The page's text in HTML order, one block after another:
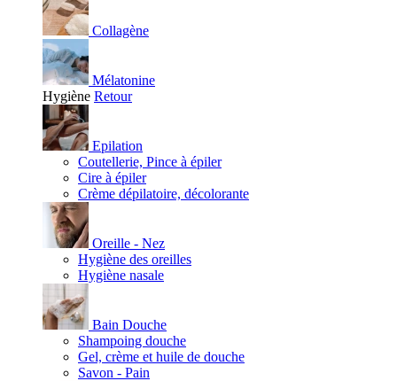
Collagène
Mélatonine
Hygiène Retour
Epilation
Coutellerie, Pince à épiler
Cire à épiler
Crème dépilatoire, décolorante
Oreille - Nez
Hygiène des oreilles
Hygiène nasale
Bain Douche
Shampoing douche
Gel, crème et huile de douche
Savon - Pain